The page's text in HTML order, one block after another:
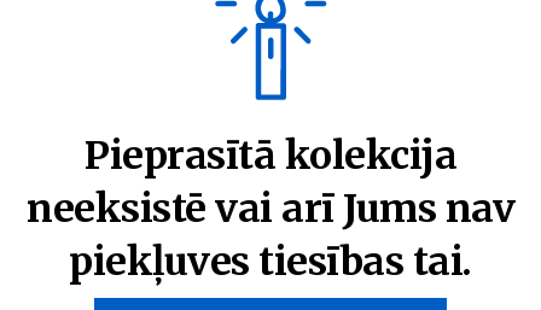
Pieprasītā kolekcija
neeksistē vai arī Jums nav
piekļuves tiesības tai.